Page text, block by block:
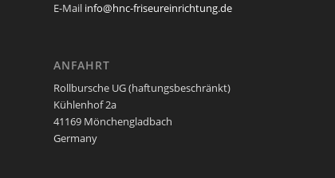
E-Mail info@hnc-friseureinrichtung.de
ANFAHRT
Rollbursche UG (haftungsbeschränkt)
Kühlenhof 2a
41169 Mönchengladbach
Germany